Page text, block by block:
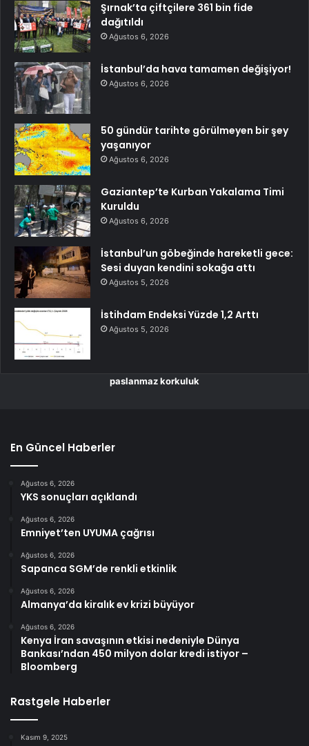
Şırnak’ta çiftçilere 361 bin fide
dağıtıldı
Ağustos 6, 2026
İstanbul’da hava tamamen değişiyor!
Ağustos 6, 2026
50 gündür tarihte görülmeyen bir şey
yaşanıyor
Ağustos 6, 2026
Gaziantep’te Kurban Yakalama Timi
Kuruldu
Ağustos 6, 2026
İstanbul’un göbeğinde hareketli gece:
Sesi duyan kendini sokağa attı
Ağustos 5, 2026
İstihdam Endeksi Yüzde 1,2 Arttı
Ağustos 5, 2026
paslanmaz korkuluk
En Güncel Haberler
Ağustos 6, 2026
YKS sonuçları açıklandı
Ağustos 6, 2026
Emniyet’ten UYUMA çağrısı
Ağustos 6, 2026
Sapanca SGM’de renkli etkinlik
Ağustos 6, 2026
Almanya’da kiralık ev krizi büyüyor
Ağustos 6, 2026
Kenya İran savaşının etkisi nedeniyle Dünya
Bankası’ndan 450 milyon dolar kredi istiyor –
Bloomberg
Rastgele Haberler
Kasım 9, 2025